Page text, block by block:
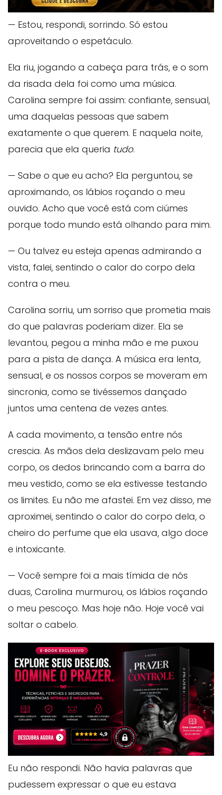
— Estou, respondi, sorrindo. Só estou
aproveitando o espetáculo.
Ela riu, jogando a cabeça para trás, e o som
da risada dela foi como uma música.
Carolina sempre foi assim: confiante, sensual,
uma daquelas pessoas que sabem
exatamente o que querem. E naquela noite,
parecia que ela queria tudo.
— Sabe o que eu acho? Ela perguntou, se
aproximando, os lábios roçando o meu
ouvido. Acho que você está com ciúmes
porque todo mundo está olhando para mim.
— Ou talvez eu esteja apenas admirando a
vista, falei, sentindo o calor do corpo dela
contra o meu.
Carolina sorriu, um sorriso que prometia mais
do que palavras poderiam dizer. Ela se
levantou, pegou a minha mão e me puxou
para a pista de dança. A música era lenta,
sensual, e os nossos corpos se moveram em
sincronia, como se tivéssemos dançado
juntos uma centena de vezes antes.
A cada movimento, a tensão entre nós
crescia. As mãos dela deslizavam pelo meu
corpo, os dedos brincando com a barra do
meu vestido, como se ela estivesse testando
os limites. Eu não me afastei. Em vez disso, me
aproximei, sentindo o calor do corpo dela, o
cheiro do perfume que ela usava, algo doce
e intoxicante.
— Você sempre foi a mais tímida de nós
duas, Carolina murmurou, os lábios roçando
o meu pescoço. Mas hoje não. Hoje você vai
soltar o cabelo.
Eu não respondi. Não havia palavras que
pudessem expressar o que eu estava